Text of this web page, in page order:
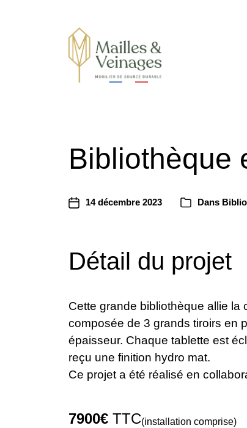
Mobilier de sources durables
Bibliothèque
14 décembre 2023 Dans
Détail du projet
Cette grande bibliothèque allie la
composée de 3 grands tiroirs en
épaisseur. Chaque tablette est
reçu une finition hydro mat.
Ce projet a été réalisé en
7900€ TTC(installation comprise)